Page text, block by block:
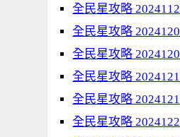
全民星攻略
全民星攻略
全民星攻略
全民星攻略
全民星攻略
全民星攻略